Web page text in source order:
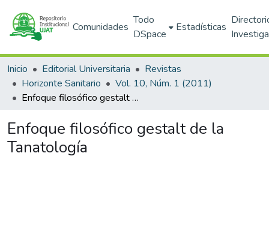
Comunidades
Todo
DSpace
Estadísticas
Inicio Editorial Universitaria
Revistas
Horizonte Sanitario
Vol. 10, Núm. 1 (2011)
Enfoque filosófico gestalt de la Tanatología
Enfoque filosófico gestalt de la
Tanatología